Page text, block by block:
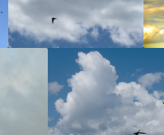
photo